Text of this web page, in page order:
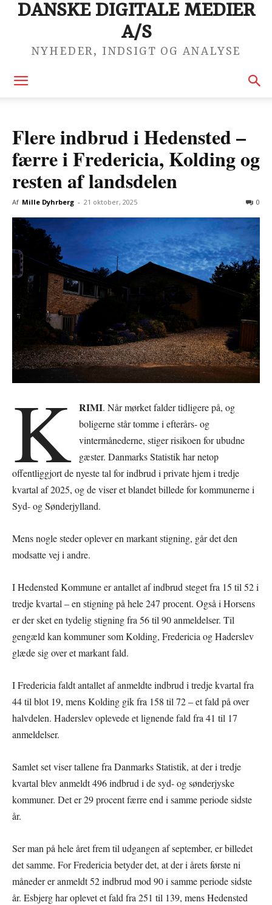
DANSKE DIGITALE MEDIER
A/S
NYHEDER, INDSIGT OG ANALYSE
Flere indbrud i Hedensted –
færre i Fredericia, Kolding og
resten af landsdelen
Af Mille Dyhrberg - 21 oktober, 2025 0
K RIMI. Når mørket falder tidligere på, og
boligerne står tomme i efterårs- og
vintermånederne, stiger risikoen for ubudne
gæster. Danmarks Statistik har netop
offentliggjort de nyeste tal for indbrud i private hjem i tredje
kvartal af 2025, og de viser et blandet billede for kommunerne i
Syd- og Sønderjylland.
Mens nogle steder oplever en markant stigning, går det den
modsatte vej i andre.
I Hedensted Kommune er antallet af indbrud steget fra 15 til 52 i
tredje kvartal – en stigning på hele 247 procent. Også i Horsens
er der sket en tydelig stigning fra 56 til 90 anmeldelser. Til
gengæld kan kommuner som Kolding, Fredericia og Haderslev
glæde sig over et markant fald.
I Fredericia faldt antallet af anmeldte indbrud i tredje kvartal fra
44 til blot 19, mens Kolding gik fra 158 til 72 – et fald på over
halvdelen. Haderslev oplevede et lignende fald fra 41 til 17
anmeldelser.
Samlet set viser tallene fra Danmarks Statistik, at der i tredje
kvartal blev anmeldt 496 indbrud i de syd- og sønderjyske
kommuner. Det er 29 procent færre end i samme periode sidste
år.
Ser man på hele året frem til udgangen af september, er billedet
det samme. For Fredericia betyder det, at der i årets første ni
måneder er anmeldt 52 indbrud mod 90 i samme periode sidste
år. Esbjerg har oplevet et fald fra 251 til 139, mens Hedensted